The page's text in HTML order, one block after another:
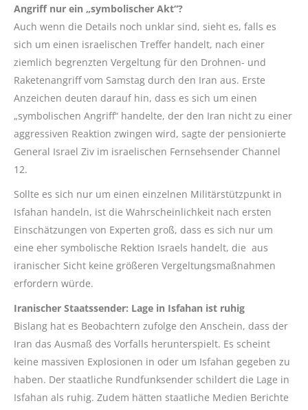
Angriff nur ein „symbolischer Akt“?
Auch wenn die Details noch unklar sind, sieht es, falls es
sich um einen israelischen Treffer handelt, nach einer
ziemlich begrenzten Vergeltung für den Drohnen- und
Raketenangriff vom Samstag durch den Iran aus. Erste
Anzeichen deuten darauf hin, dass es sich um einen
„symbolischen Angriff“ handelte, der den Iran nicht zu einer
aggressiven Reaktion zwingen wird, sagte der pensionierte
General Israel Ziv im israelischen Fernsehsender Channel
12.
Sollte es sich nur um einen einzelnen Militärstützpunkt in
Isfahan handeln, ist die Wahrscheinlichkeit nach ersten
Einschätzungen von Experten groß, dass es sich nur um
eine eher symbolische Rektion Israels handelt, die aus
iranischer Sicht keine größeren Vergeltungsmaßnahmen
erfordern würde.
Iranischer Staatssender: Lage in Isfahan ist ruhig
Bislang hat es Beobachtern zufolge den Anschein, dass der
Iran das Ausmaß des Vorfalls herunterspielt. Es scheint
keine massiven Explosionen in oder um Isfahan gegeben zu
haben. Der staatliche Rundfunksender schildert die Lage in
Isfahan als ruhig. Zudem hätten staatliche Medien Berichte